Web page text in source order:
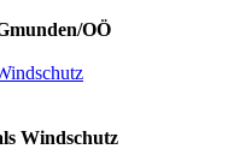
OÖ
Windschutz